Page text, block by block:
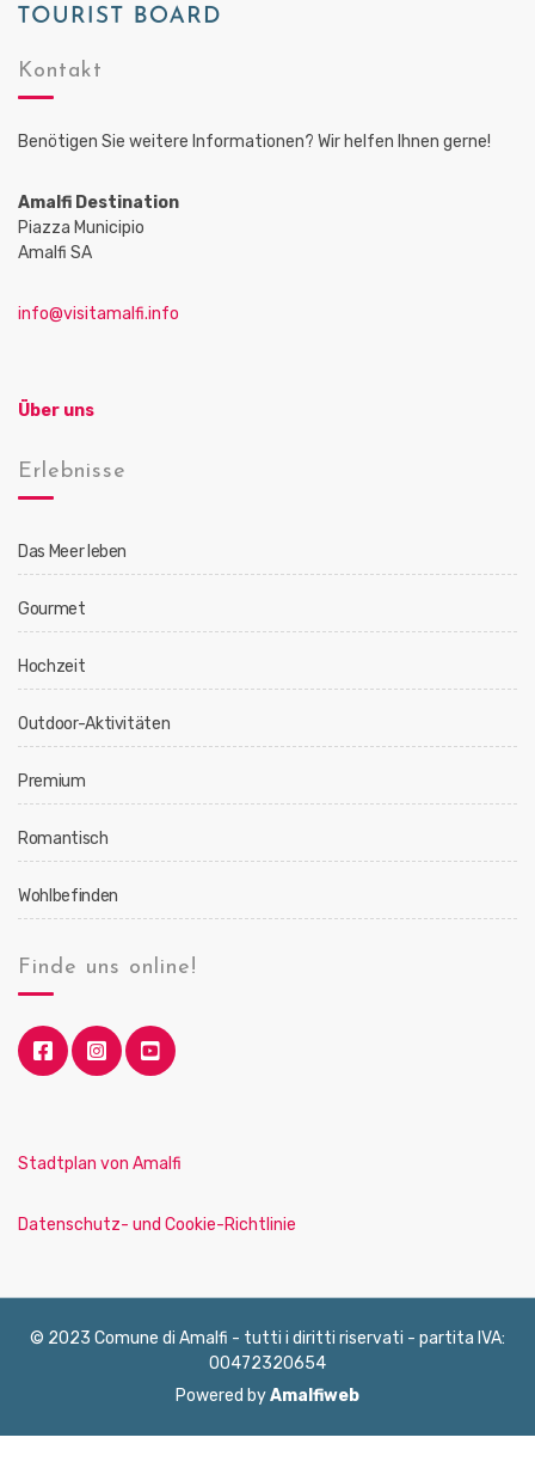
Kontakt
Benötigen Sie weitere Informationen? Wir helfen Ihnen gerne!
Amalfi Destination
Piazza Municipio
Amalfi SA
info@visitamalfi.info
Über uns
Erlebnisse
Das Meer leben
Gourmet
Hochzeit
Outdoor-Aktivitäten
Premium
Romantisch
Wohlbefinden
Finde uns online!
Stadtplan von Amalfi
Datenschutz- und Cookie-Richtlinie
© 2023 Comune di Amalfi - tutti i diritti riservati - partita IVA:
00472320654
Powered byAmalfiweb